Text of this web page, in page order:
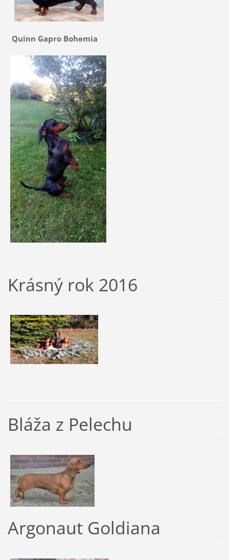
Quinn Gapro Bohemia
Krásný rok 2016
Bláža z Pelechu
Argonaut Goldiana